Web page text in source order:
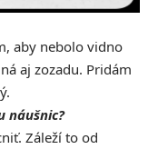
aby nebolo vidno
aj zozadu. Pridám
náušnic?
Záleží to od